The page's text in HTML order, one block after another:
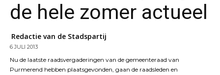
de hele zomer actueel
Redactie van de Stadspartij
6 JULI 2013
Nu de laatste raadsvergaderingen van de gemeenteraad van
Purmerend hebben plaatsgevonden, gaan de raadsleden en